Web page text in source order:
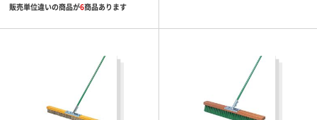
販売単位違いの商品が6商品あります